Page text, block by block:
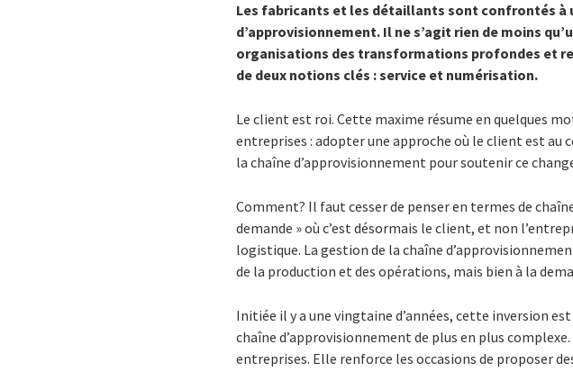
Les fabricants et les détaillants sont confrontés à
d’approvisionnement. Il ne s’agit rien de moins
organisations des transformations profondes et
de deux notions clés : service et numérisation.
Le client est roi. Cette maxime résume en quelques
entreprises : adopter une approche où le client est
la chaîne d’approvisionnement pour soutenir ce
Comment? Il faut cesser de penser en termes de
demande » où c’est désormais le client, et non
logistique. La gestion de la chaîne
de la production et des opérations, mais bien à la
Initiée il y a une vingtaine d’années, cette inversion
chaîne d’approvisionnement de plus en plus
entreprises. Elle renforce les occasions de proposer